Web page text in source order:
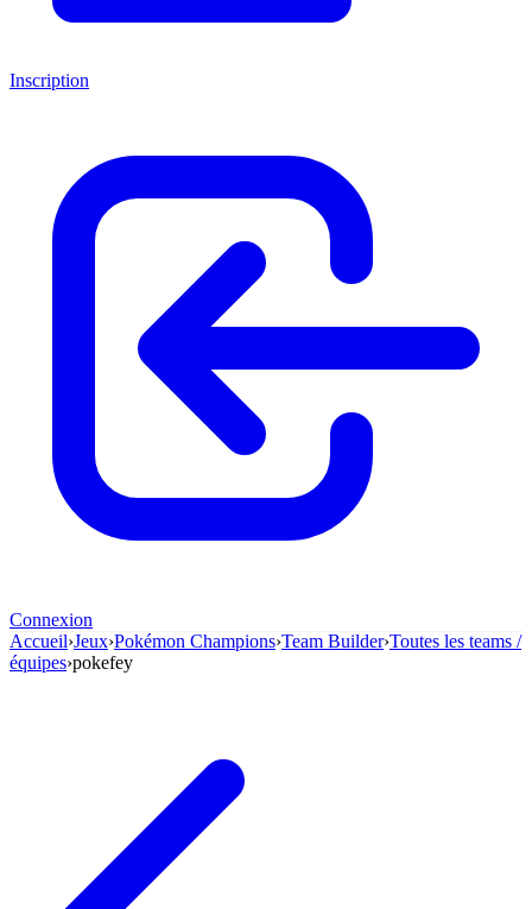
Inscription
Connexion
Accueil›Jeux›Pokémon Champions›Team Builder›Toutes les teams /
équipes›pokefey